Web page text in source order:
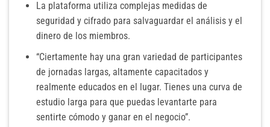
La plataforma utiliza complejas medidas de
seguridad y cifrado para salvaguardar el análisis y el
dinero de los miembros.
“Ciertamente hay una gran variedad de participantes
de jornadas largas, altamente capacitados y
realmente educados en el lugar. Tienes una curva de
estudio larga para que puedas levantarte para
sentirte cómodo y ganar en el negocio”.